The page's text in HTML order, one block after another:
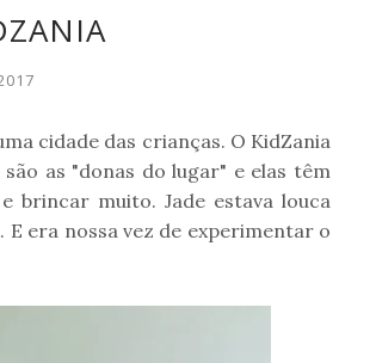
cidade das crianças. O KidZania
as "donas do lugar" e elas têm
brincar muito. Jade estava louca
era nossa vez de experimentar o